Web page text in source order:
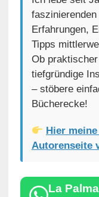
Erfahrungen,
Tipps
Ob
tiefgründige
– stöbere
Bücherecke!
Hier
Autorenseite
La